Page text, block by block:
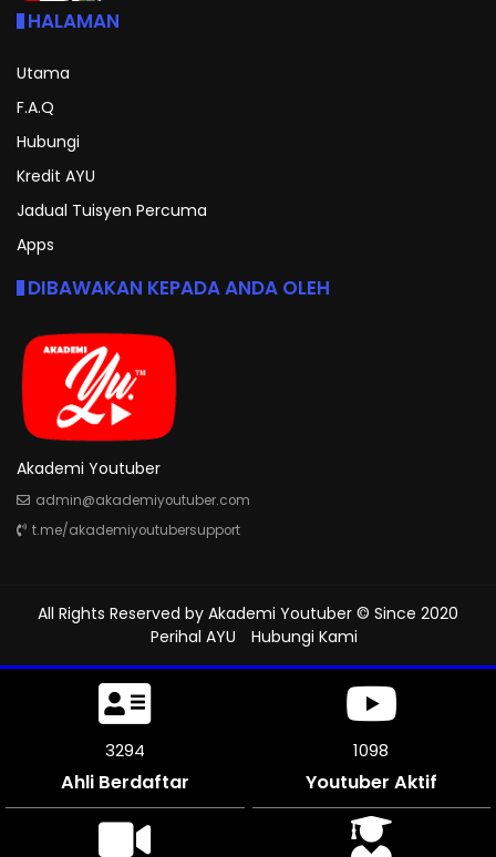
HALAMAN
Utama
F.A.Q
Hubungi
Kredit AYU
Jadual Tuisyen Percuma
Apps
DIBAWAKAN KEPADA ANDA OLEH
Akademi Youtuber
admin@akademiyoutuber.com
t.me/akademiyoutubersupport
All Rights Reserved by Akademi Youtuber © Since 2020
Perihal AYU
Hubungi Kami
3666
Ahli Berdaftar
1221
Youtuber Aktif